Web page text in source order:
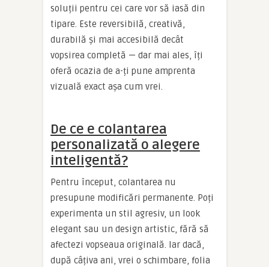
soluții pentru cei care vor să iasă din
tipare. Este reversibilă, creativă,
durabilă și mai accesibilă decât
vopsirea completă — dar mai ales, îți
oferă ocazia de a-ți pune amprenta
vizuală exact așa cum vrei.
De ce e colantarea
personalizată o alegere
inteligentă?
Pentru început, colantarea nu
presupune modificări permanente. Poți
experimenta un stil agresiv, un look
elegant sau un design artistic, fără să
afectezi vopseaua originală. Iar dacă,
după câțiva ani, vrei o schimbare, folia